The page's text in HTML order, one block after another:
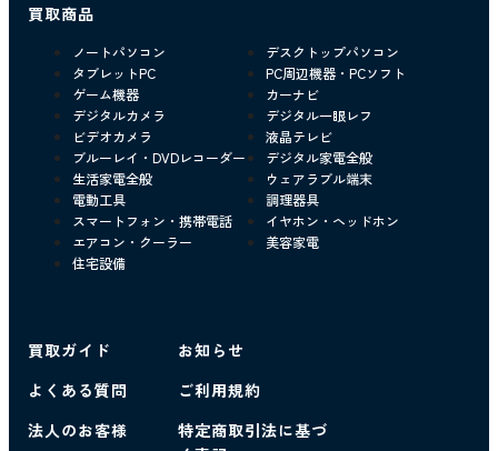
買取商品
ノートパソコン
デスクトップパソコン
タブレットPC
PC周辺機器・PCソフト
ゲーム機器
カーナビ
デジタルカメラ
デジタル一眼レフ
ビデオカメラ
液晶テレビ
ブルーレイ・DVDレコーダー
デジタル家電全般
生活家電全般
ウェアラブル端末
電動工具
調理器具
スマートフォン・携帯電話
イヤホン・ヘッドホン
エアコン・クーラー
美容家電
住宅設備
買取ガイド
よくある質問
法人のお客様
お知らせ
ご利用規約
特定商取引法に基づ